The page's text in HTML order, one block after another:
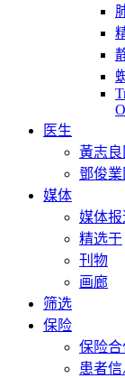
医生
黃志良
鄧俊業
媒体
媒体报
精选于
刊物
画廊
筛选
保险
保险
患者